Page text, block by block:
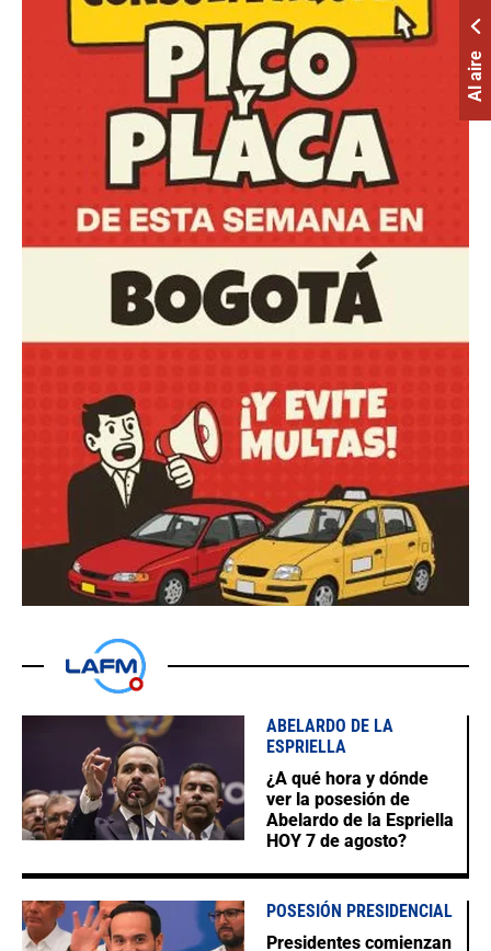
Al aire
ABELARDO DE LA
ESPRIELLA
¿A qué hora y dónde
ver la posesión de
Abelardo de la Espriella
HOY 7 de agosto?
POSESIÓN PRESIDENCIAL
Presidentes comienzan